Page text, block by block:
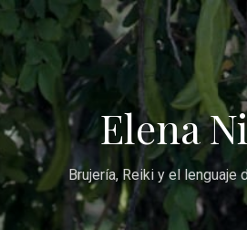
Ir al contenido
Elena
Brujería, Reiki y el lenguaje